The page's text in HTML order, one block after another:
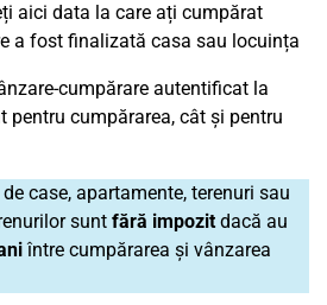
aici data la care ați cumpărat
a fost finalizată casa sau locuința
cumpărare autentificat la
pentru cumpărarea, cât și pentru
case, apartamente, terenuri sau
sunt fără impozitdacă au
între cumpărarea și vânzarea